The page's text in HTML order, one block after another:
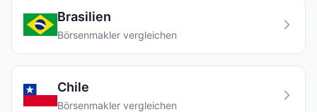
Brasilien
Börsenmakler vergleichen
Chile
Börsenmakler vergleichen